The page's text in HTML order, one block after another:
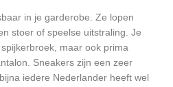
in je garderobe. Ze lopen
stoer of speelse uitstraling. Je
maar ook prima
Sneakers zijn een zeer
iedere Nederlander heeft wel